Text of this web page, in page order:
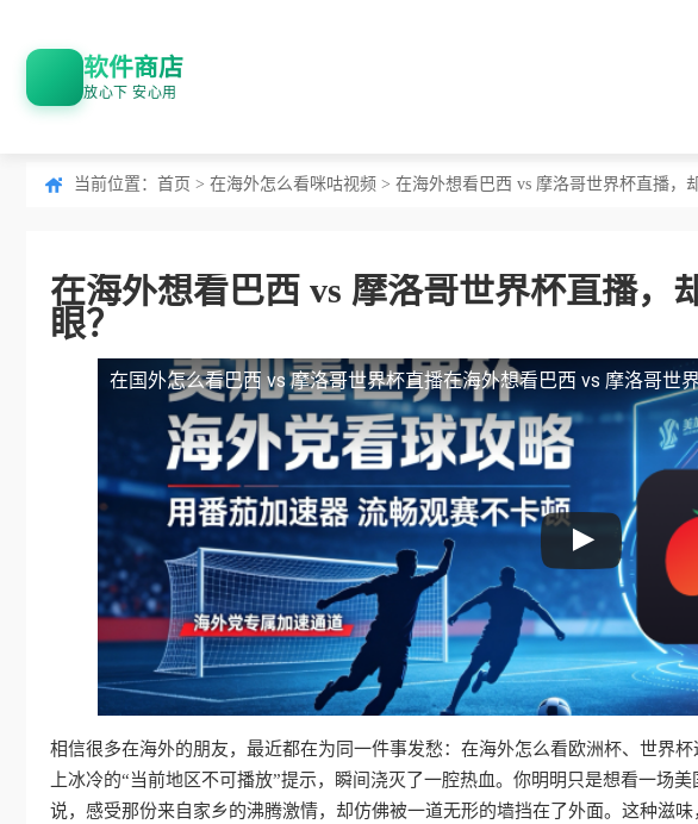
软件商店
放心下 安心用
当前位置： 首页 > 在海外怎么看咪咕视频 > 在海外想看巴西 vs 摩洛哥世界杯直播，
在海外想看巴西 vs 摩洛哥世界杯直播，
眼？
在国外怎么看巴西 vs 摩洛哥世界杯直播在海外想看巴西 vs 摩洛哥世
相信很多在海外的朋友，最近都在为同一件事发愁：在海外怎么看欧洲杯、世界
上冰冷的“当前地区不可播放”提示，瞬间浇灭了一腔热血。你明明只是想看一场
说，感受那份来自家乡的沸腾激情，却仿佛被一道无形的墙挡在了外面。这种滋